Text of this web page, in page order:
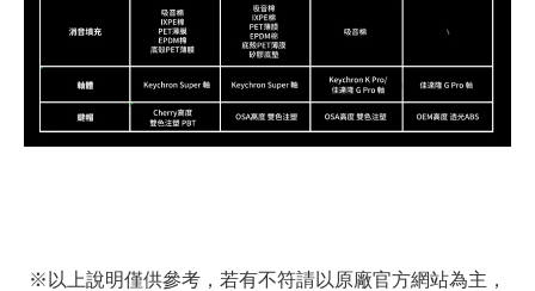
※以上說明僅供參考，若有不符請以原廠官方網站為主，